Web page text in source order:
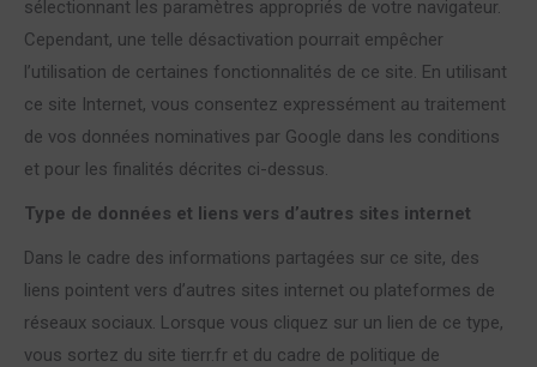
sélectionnant les paramètres appropriés de votre navigateur.
Cependant, une telle désactivation pourrait empêcher
l’utilisation de certaines fonctionnalités de ce site. En utilisant
ce site Internet, vous consentez expressément au traitement
de vos données nominatives par Google dans les conditions
et pour les finalités décrites ci-dessus.
Type de données et liens vers d’autres sites internet
Dans le cadre des informations partagées sur ce site, des
liens pointent vers d’autres sites internet ou plateformes de
réseaux sociaux. Lorsque vous cliquez sur un lien de ce type,
vous sortez du site tierr.fr et du cadre de politique de